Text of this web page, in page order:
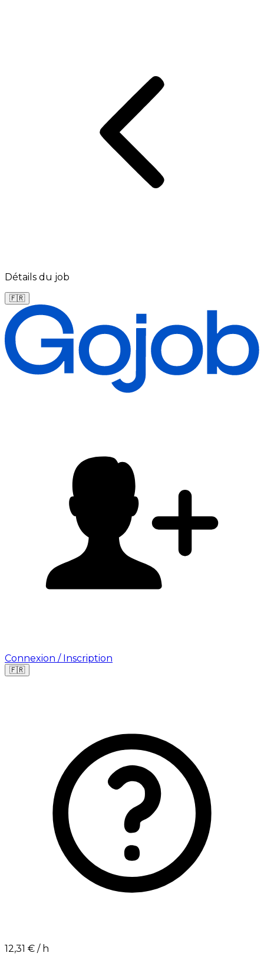
Détails du job
🇫🇷
Connexion / Inscription
🇫🇷
12,31 €⁩ / h